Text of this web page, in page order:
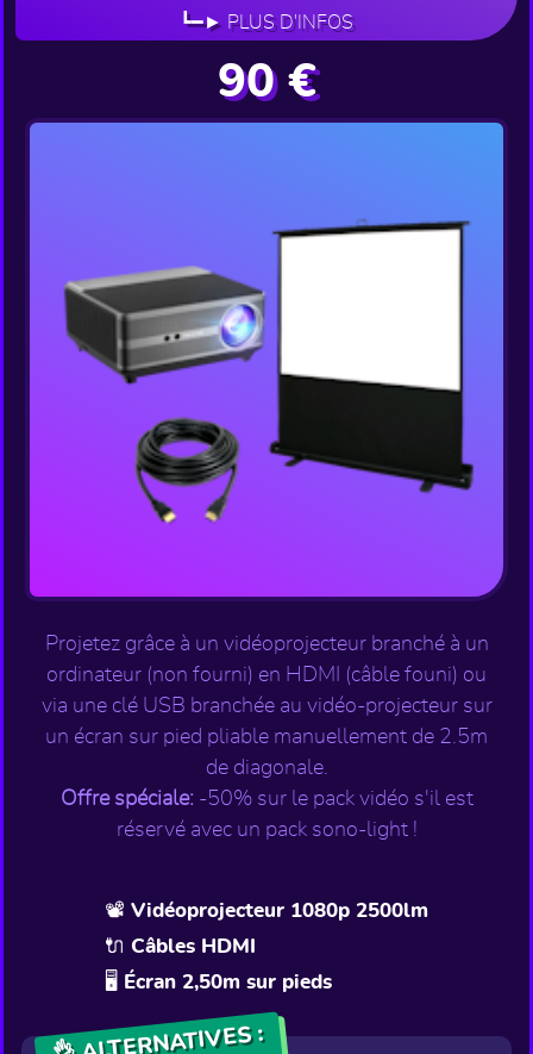
┗━► PLUS D'INFOS
90 €
Projetez grâce à un vidéoprojecteur branché à un
ordinateur (non fourni) en HDMI (câble founi) ou
via une clé USB branchée au vidéo-projecteur sur
un écran sur pied pliable manuellement de 2.5m
de diagonale.
Offre spéciale:-50% sur le pack vidéo s'il est
réservé avec un pack sono-light !
📽️ Vidéoprojecteur 1080p 2500lm
🔌 Câbles HDMI
🖥️ Écran 2,50m sur pieds